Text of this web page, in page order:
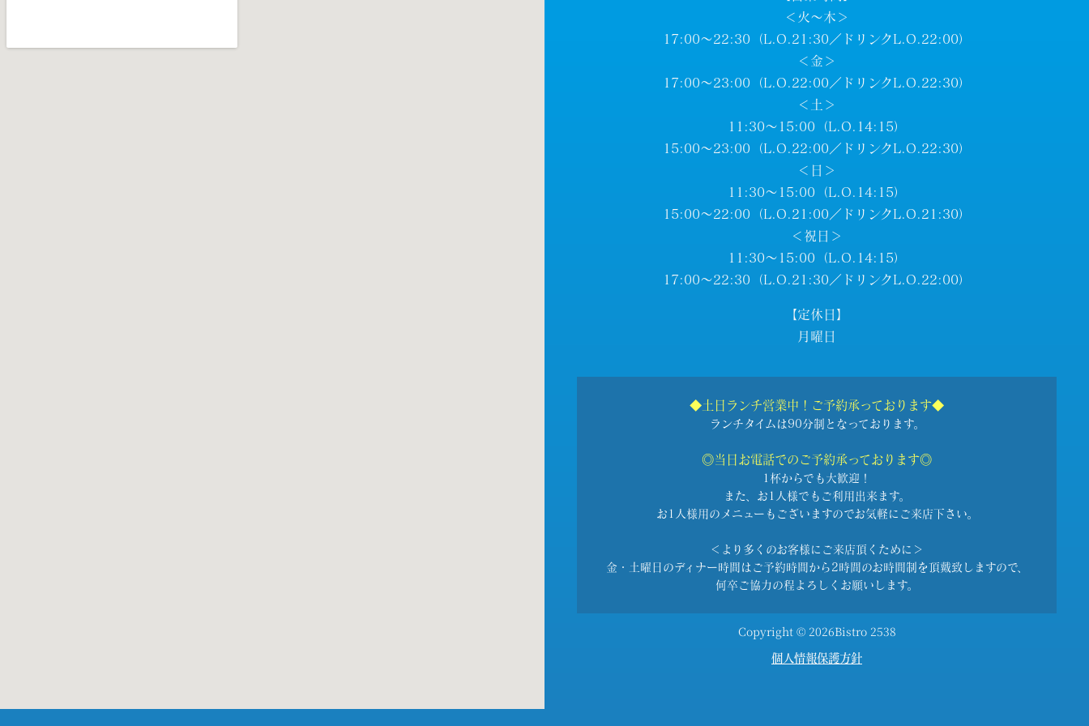
＜火～木＞
17:00～22:30（L.O.21:30／ドリンクL.O.22:00）
＜金＞
17:00～23:00（L.O.22:00／ドリンクL.O.22:30）
＜土＞
11:30～15:00（L.O.14:15）
15:00～23:00（L.O.22:00／ドリンクL.O.22:30）
＜日＞
11:30～15:00（L.O.14:15）
15:00～22:00（L.O.21:00／ドリンクL.O.21:30）
＜祝日＞
11:30～15:00（L.O.14:15）
17:00～22:30（L.O.21:30／ドリンクL.O.22:00）
【定休日】
月曜日
◆土日ランチ営業中！ご予約承っております◆
ランチタイムは90分制となっております。
◎当日お電話でのご予約承っております◎
1杯からでも大歓迎！
また、お1人様でもご利用出来ます。
お1人様用のメニューもございますのでお気軽にご来店下さい。
＜より多くのお客様にご来店頂くために＞
金・土曜日のディナー時間はご予約時間から 2時間のお時間制を頂戴致しますので、
何卒ご協力の程よろしくお願いします。
Copyright © 2026Bistro 2538
個人情報保護方針